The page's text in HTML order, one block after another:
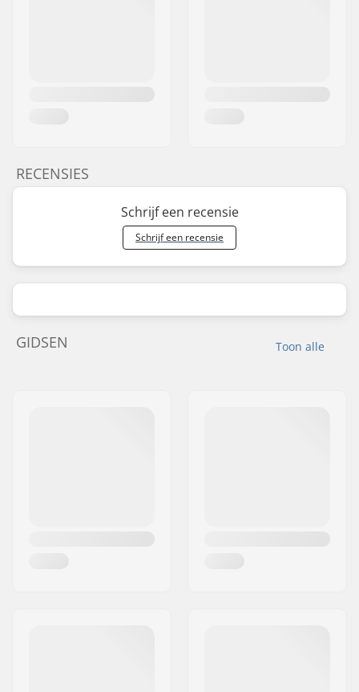
RECENSIES
Schrijf een recensie
Schrijf een recensie
Toon alle
GIDSEN